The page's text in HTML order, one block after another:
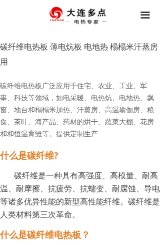
끀
产品中心
行业资讯
联系我们
碳纤维电热板广泛应用于住宅、农业、工业、军
事、科技等领域，如电采暖、电热炕、电地热、飘
窗、地台和榻榻米加热、汗蒸房、高温瑜伽房、粮
食、茶叶、海产品、药材的烘干、蔬菜大棚、花房
和和恒温育雏等。提供定制生产
碳纤维电热板 薄电炕板 电地热 榻榻米汗蒸房
用
什么是碳纤维?
碳纤维是一种具有高强度、高模量、耐高
温、耐摩擦、抗疲劳、抗蠕变、耐腐蚀、导电
等诸多优异性能的新型高性能纤维。碳纤维是
人类材料第三次革命。
什么是碳纤维电热板？